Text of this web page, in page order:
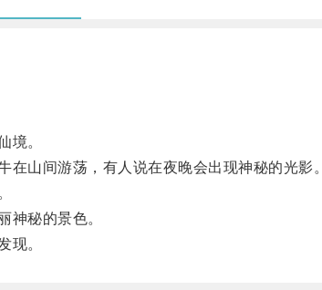
境。
山间游荡，有人说在夜晚会出现神秘的光影。
秘的景色。
现。